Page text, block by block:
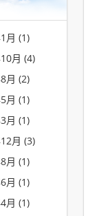
月 (1)
月 (4)
月 (2)
月 (1)
月 (1)
月 (3)
月 (1)
月 (1)
月 (1)